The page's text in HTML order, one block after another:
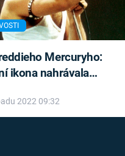
Mercuryho:
ikona nahrávala
2022 09:32